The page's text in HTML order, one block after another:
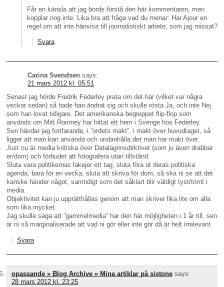
Får en känsla att jag borde förstå den här kommentaren, men
kopplar nog inte. Lika bra att fråga vad du menar: Har Ajour en
regel om att inte hänvisa till journalistiskt arbete, som jag missat?
Svara
Carina Svendsen says:
21 mars 2012 kl. 05:51
Senast jag hörde Fredrik Federley prata om det här (vilket var några
veckor sedan) så hade han ändrat sig och skulle rösta Ja, och inte Nej
som han lovat tidigare. Det amerikanska begreppet flip-flop som
används om Mitt Romney har hittat ett hem i Sverige hos Federley.
Sen hävdar jag fortfarande, i ”ordets makt”, i makt över huvudtaget, så
ligger att man kan använda och undanhålla det man har makt över.
Just nu är media kritiska över Datalagrinsdirktivet (som ju även drabbar
er/dom) och förbudet att fotografera utan tillstånd.
Sluta vara politikernas lakejer ett tag, sluta föra ut deras politiska
agenda, bara för en vecka, sluta att skriva för dom, så ska ni se att det
kanske händer något, samtidigt som det såklart blir väldigt tyst/tomt i
media.
Objektivitet kan ju upprätthållas genom att man skriver lika lite om alla
som lika mycket.
Jag skulle säga att ”gammelmedia” har den här möjligheten i 1 år till, sen
är ni så marginaliserade att vad ni gör eller inte gör då är helt irrelevant.
Svara
opassande » Blog Archive » Mina artiklar på sistone says:
28 mars 2012 kl. 23:25